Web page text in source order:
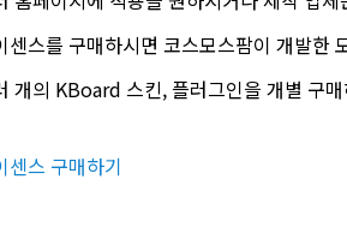
센스를 구매하시면 코스모스팜이 개발한
개의 KBoard 스킨, 플러그인을 개별 구
센스 구매하기